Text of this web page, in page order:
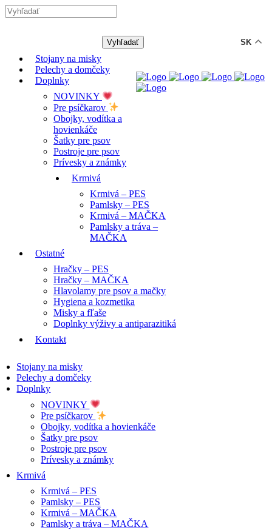
Stojany na misky
Pelechy a domčeky
Doplnky
NOVINKY
Pre psíčkarov
Obojky, vodítka a
hovienkáče
Šatky pre psov
Postroje pre psov
Prívesky a známky
Krmivá
Krmivá – PES
Pamlsky – PES
Krmivá – MAČKA
Pamlsky a tráva –
MAČKA
Ostatné
Hračky – PES
Hračky – MAČKA
Hlavolamy pre psov a mačky
Hygiena a kozmetika
Misky a fľaše
Doplnky výživy a antiparazitiká
Kontakt
Stojany na misky
Pelechy a domčeky
Doplnky
NOVINKY
Pre psíčkarov
Obojky, vodítka a hovienkáče
Šatky pre psov
Postroje pre psov
Prívesky a známky
Krmivá
Krmivá – PES
Pamlsky – PES
Krmivá – MAČKA
Pamlsky a tráva – MAČKA
SK
-12% ZĽAVA s kódom "LETO12"